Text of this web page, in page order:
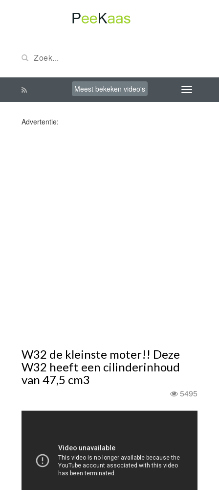
Meest bekeken video's
Advertentie:
W32 de kleinste moter!! Deze
W32 heeft een cilinderinhoud
van 47,5 cm3
5495